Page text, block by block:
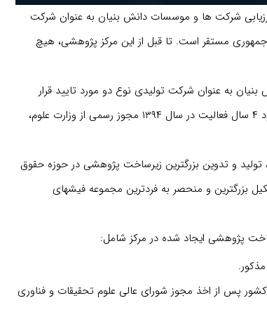
شرکت ها و موسسات دانش بنیان به عنوان شرکت
مستقر است. تا قبل از این مرکز پژوهشی، هیچ
موسسات دانش بنیان به عنوان شرکت تولیدی نوع دو مورد تایید قرار
گرفت. شایان ذکر است قبلا مرکز پژوهشی دانشنامه های حقوقی علامه پس از حدود ۴ سال فعالیت در سال ۱۳۹۴ مجوز رسمی از وزارت علوم،
و تدوین بزرگترین زیرساخت پژوهشی در حوزه حقوق
و تشکیل بزرگترین و منحصر به فردترین مجموعه فیشهای
پژوهشی ایجاد شده در مرکز شامل:
سازمان ثبت احوال کشور پس از اخذ مجوز شورای عالی علوم تحقیقات و فناوری